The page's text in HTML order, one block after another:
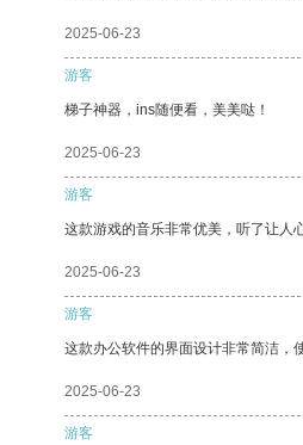
2025-06-23
游客
梯子神器，ins随便看，美美哒！
2025-06-23
游客
这款游戏的音乐非常优美，听了让人
2025-06-23
游客
这款办公软件的界面设计非常简洁，
2025-06-23
游客